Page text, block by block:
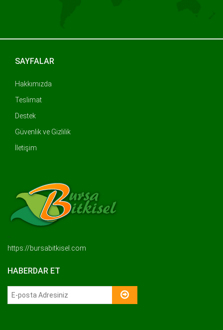
SAYFALAR
İletişim
https://bursabitkisel.com
HABERDAR ET